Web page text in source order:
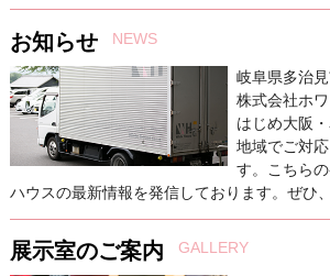
お知らせ NEWS
岐阜県多治
株式会社ホ
はじめ大阪
地域でご対
す。こちら
ハウスの最新情報を発信しております。ぜひ
展示室のご案内 GALLERY